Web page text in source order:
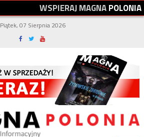
WSPIERAJMAGNAPOLONIA
Piątek, 07 Sierpnia 2026